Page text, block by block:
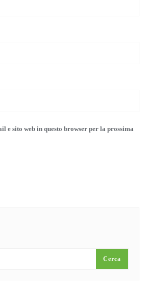
e sito web in questo browser per la prossima
Cerca